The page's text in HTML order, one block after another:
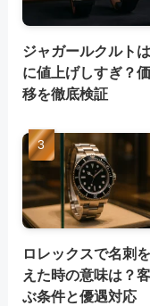
ジャガールクルト
に値上げしすぎ？
移を徹底検証
ロレックスで名刺
えた時の意味は？
ぶ条件と優遇対応